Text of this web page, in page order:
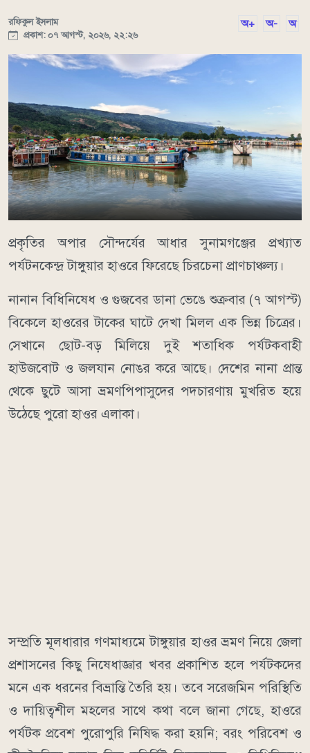
রফিকুল ইসলাম
প্রকাশ: ০৭ আগস্ট, ২০২৬, ২২:২৬
অ+ অ- অ
​প্রকৃতির অপার সৌন্দর্যের আধার সুনামগঞ্জের প্রখ্যাত
পর্যটনকেন্দ্র টাঙ্গুয়ার হাওরে ফিরেছে চিরচেনা প্রাণচাঞ্চল্য।
নানান বিধিনিষেধ ও গুজবের ডানা ভেঙে শুক্রবার (৭ আগস্ট)
বিকেলে হাওরের টাকের ঘাটে দেখা মিলল এক ভিন্ন চিত্রের।
সেখানে ছোট-বড় মিলিয়ে দুই শতাধিক পর্যটকবাহী
হাউজবোট ও জলযান নোঙর করে আছে। দেশের নানা প্রান্ত
থেকে ছুটে আসা ভ্রমণপিপাসুদের পদচারণায় মুখরিত হয়ে
উঠেছে পুরো হাওর এলাকা।
​সম্প্রতি মূলধারার গণমাধ্যমে টাঙ্গুয়ার হাওর ভ্রমণ নিয়ে জেলা
প্রশাসনের কিছু নিষেধাজ্ঞার খবর প্রকাশিত হলে পর্যটকদের
মনে এক ধরনের বিভ্রান্তি তৈরি হয়। তবে সরেজমিন পরিস্থিতি
ও দায়িত্বশীল মহলের সাথে কথা বলে জানা গেছে, হাওরে
পর্যটক প্রবেশ পুরোপুরি নিষিদ্ধ করা হয়নি; বরং পরিবেশ ও